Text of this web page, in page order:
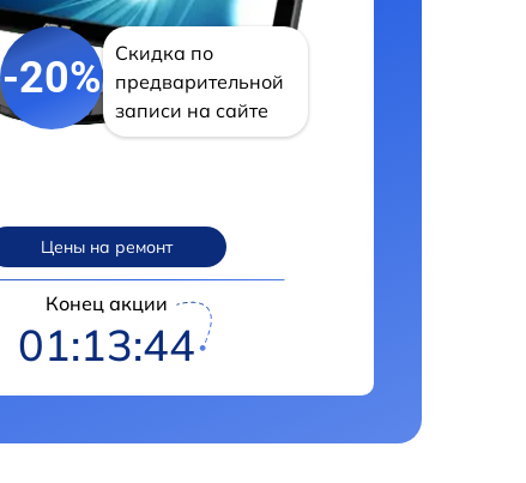
-20%
Скидка по
предварительной
записи на сайте
Цены на ремонт
Конец акции
01:13:43